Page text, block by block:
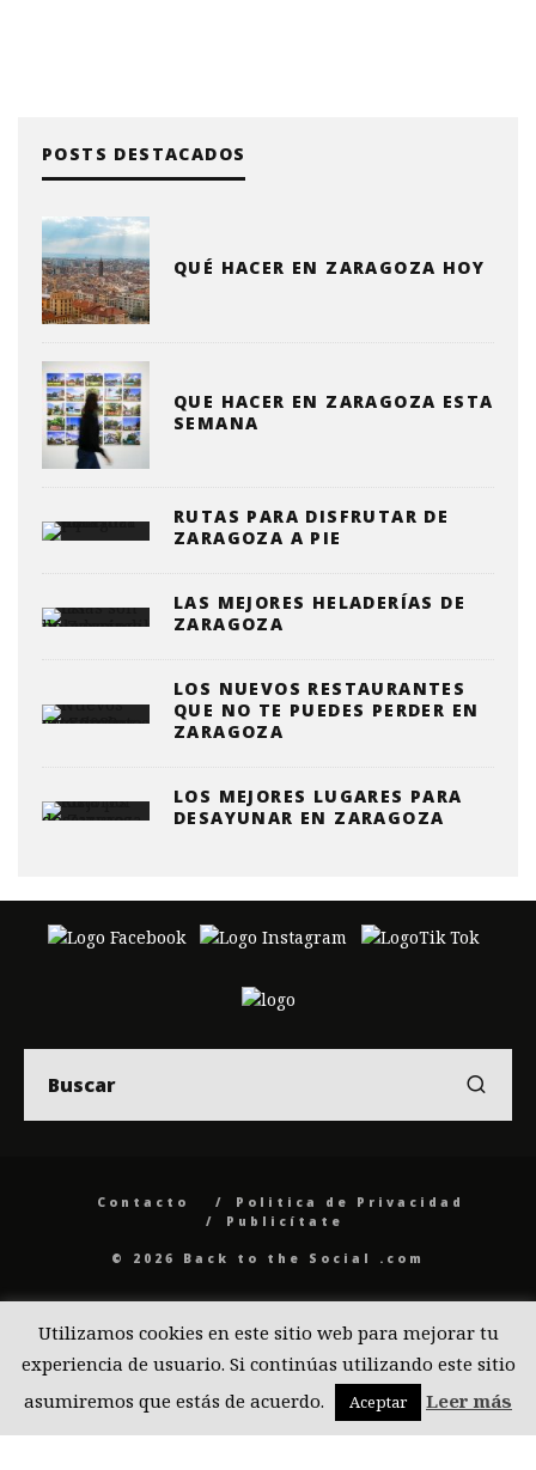
POSTS DESTACADOS
QUÉ HACER EN ZARAGOZA HOY
QUE HACER EN ZARAGOZA ESTA
SEMANA
RUTAS PARA DISFRUTAR DE
ZARAGOZA A PIE
LAS MEJORES HELADERÍAS DE
ZARAGOZA
LOS NUEVOS RESTAURANTES
QUE NO TE PUEDES PERDER EN
ZARAGOZA
LOS MEJORES LUGARES PARA
DESAYUNAR EN ZARAGOZA
Contacto
Politica de Privacidad
Publicítate
© 2026 Back to the Social .com
Utilizamos cookies en este sitio web para mejorar tu
experiencia de usuario. Si continúas utilizando este sitio
asumiremos que estás de acuerdo.
Aceptar Leer más